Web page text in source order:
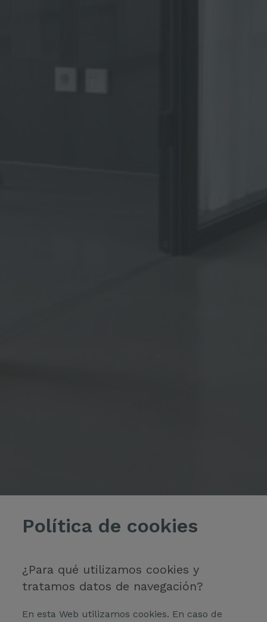
Política de cookies
¿Para qué utilizamos cookies y
tratamos datos de navegación?
En esta Web utilizamos cookies. En caso de